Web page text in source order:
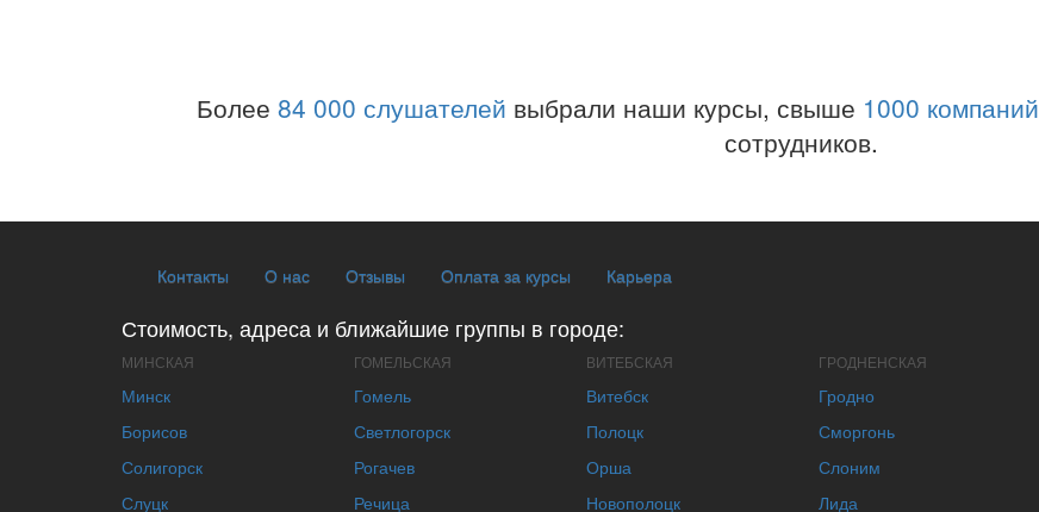
Более 84 000 слушателей выбрали наши курсы, свыше 1000 компаний
сотрудников.
Контакты О нас Отзывы Оплата за курсы Карьера
Стоимость, адреса и ближайшие группы в городе:
МИНСКАЯ
Минск
Борисов
Солигорск
Слуцк
ГОМЕЛЬСКАЯ
Гомель
Светлогорск
Рогачев
Речица
ВИТЕБСКАЯ
Витебск
Полоцк
Орша
Новополоцк
ГРОДНЕНСКАЯ
Гродно
Сморгонь
Слоним
Лида